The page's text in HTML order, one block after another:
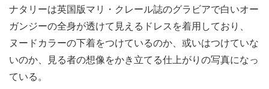
ナタリーは英国版マリ・クレール誌のグラビアで白いオー
ガンジーの全身が透けて見えるドレスを着用しており、
ヌードカラーの下着をつけているのか、或いはつけていな
いのか、見る者の想像をかき立てる仕上がりの写真になっ
ている。